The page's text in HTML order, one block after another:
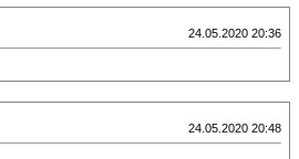
24.05.2020 20:36
24.05.2020 20:48